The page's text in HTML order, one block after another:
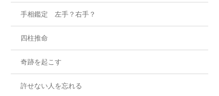
手相鑑定 左手？右手？
四柱推命
奇跡を起こす
許せない人を忘れる